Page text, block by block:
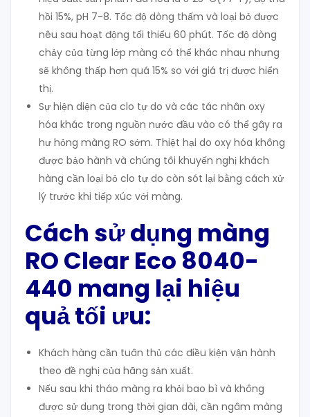
hồi 15%, pH 7-8. Tốc độ dòng thấm và loại bỏ được
nêu sau hoạt động tối thiểu 60 phút. Tốc độ dòng
chảy của từng lớp màng có thể khác nhau nhưng
sẽ không thấp hơn quá 15% so với giá trị được hiển
thị.
Sự hiện diện của clo tự do và các tác nhân oxy
hóa khác trong nguồn nước đầu vào có thể gây ra
hư hỏng màng RO sớm. Thiệt hại do oxy hóa không
được bảo hành và chúng tôi khuyến nghị khách
hàng cần loại bỏ clo tự do còn sót lại bằng cách xử
lý trước khi tiếp xúc với màng.
Cách sử dụng màng
RO Clear Eco 8040-
440 mang lại hiệu
quả tối ưu:
Khách hàng cần tuân thủ các điều kiện vận hành
theo đề nghị của hãng sản xuất.
Nếu sau khi tháo màng ra khỏi bao bì và không
được sử dụng trong thời gian dài, cần ngâm màng